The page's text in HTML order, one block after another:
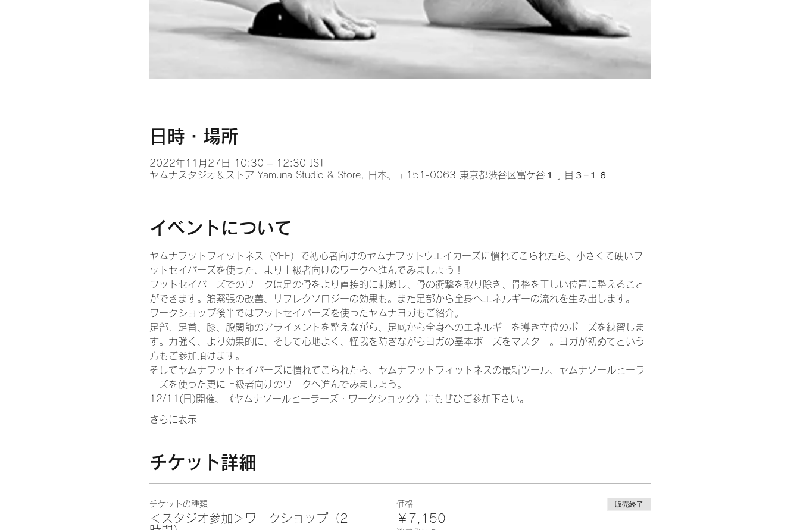
日時・場所
2022年11月27日 10:30 – 12:30 JST
ヤムナスタジオ＆ストア Yamuna Studio & Store, 日本、〒151-0063 東京都渋谷区富ケ谷１丁目３−１６
イベントについて
ヤムナフットフィットネス（YFF）で初心者向けのヤムナフットウエイカーズに慣れてこられたら、小さくて硬いフ
ットセイバーズを使った、より上級者向けのワークへ進んでみましょう！
フットセイバーズでのワークは足の骨をより直接的に刺激し、骨の衝撃を取り除き、骨格を正しい位置に整えること
ができます。筋緊張の改善、リフレクソロジーの効果も。また足部から全身へエネルギーの流れを生み出します。
ワークショップ後半ではフットセイバーズを使ったヤムナヨガもご紹介。
足部、足首、膝、股関節のアライメントを整えながら、足底から全身へのエネルギーを導き立位のポーズを練習しま
す。力強く、より効果的に、そして心地よく、怪我を防ぎながらヨガの基本ポーズをマスター。ヨガが初めてという
方もご参加頂けます。
そしてヤムナフットセイバーズに慣れてこられたら、ヤムナフットフィットネスの最新ツール、ヤムナソールヒーラ
ーズを使った更に上級者向けのワークへ進んでみましょう。
12/11(日)開催、《ヤムナソールヒーラーズ・ワークショック》にもぜひご参加下さい。
さらに表示
チケット詳細
チケットの種類
＜スタジオ参加＞ワークショップ（2
価格
￥7,150
販売終了